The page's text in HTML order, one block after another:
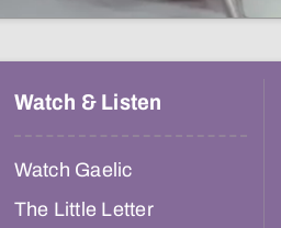
Watch & Listen
Watch Gaelic
The Little Letter